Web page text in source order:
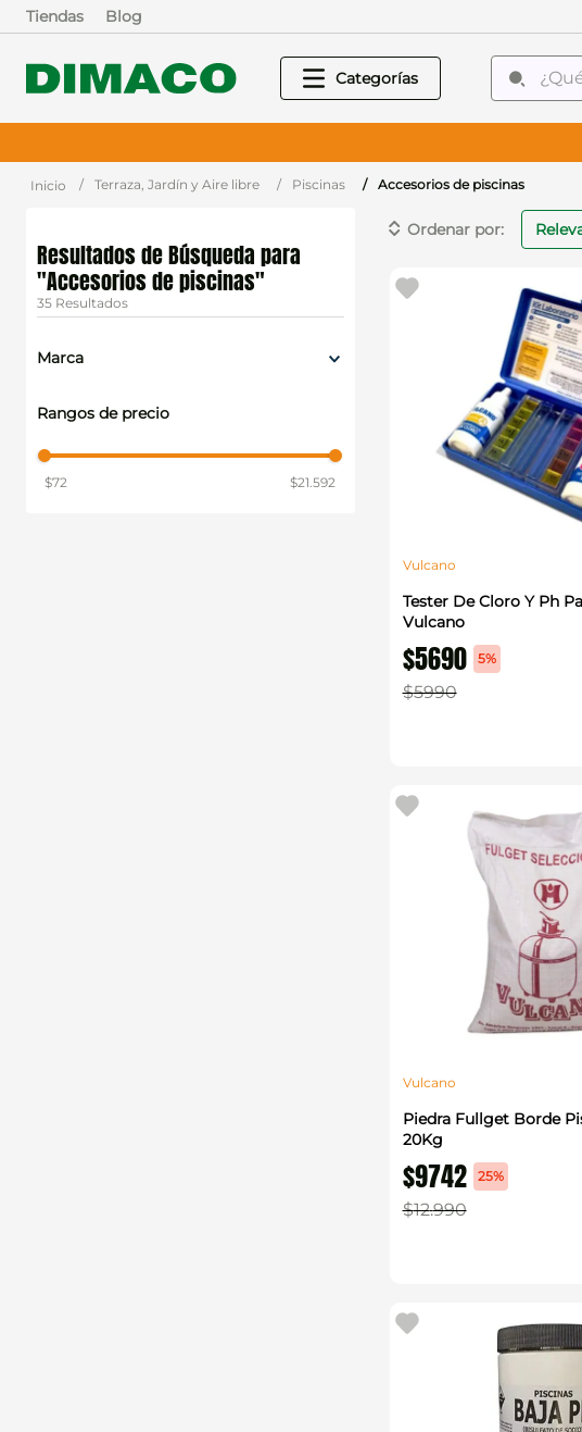
Tiendas Blog
¿Qué
Terraza, Jardín y Aire libre Piscinas Accesorios de piscinas
Accesorios de piscinas
35
Marca
Dideval
Rangos de precio
$72 $21.592
Vulcano
Tester De Cloro Y Ph
Vulcano
$5690 5%
$5990
Vulcano
Piedra Fullget Borde
20Kg
$9742 25%
$12.990